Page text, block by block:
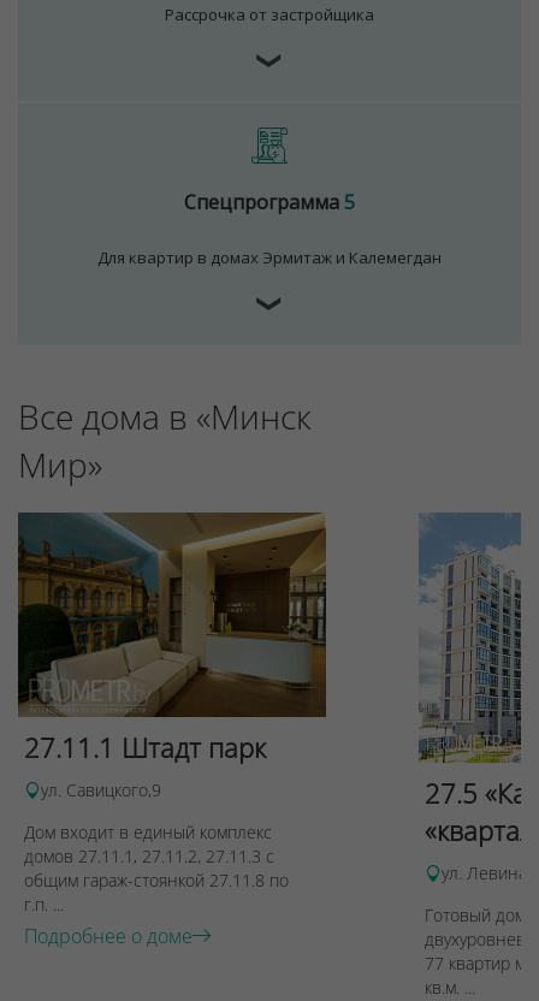
Рассрочка от застройщика
❯
Спецпрограмма5
Для квартир в домах Эрмитаж и Калемегдан
❯
Все дома в «Минск
Мир»
27.11.1 Штадт парк
ул. Савицкого,9
Дом входит в единый комплекс
домов 27.11.1, 27.11.2, 27.11.3 с
общим гараж-стоянкой 27.11.8 по
г.п. ...
Подробнее о доме
27.5
ул. Левина,
Готовый дом
77 квартир
кв.м. ...
Отклонить